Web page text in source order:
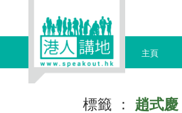
主頁
標籤 ： 趙式慶